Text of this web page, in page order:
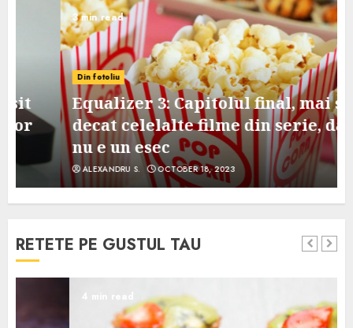
3 min read
Din fotoliu
Equalizer 3: Capitolul final, mai slab
decat celelalte filme din serie, dar
nu e un esec
ALEXANDRU S. OCTOBER 18, 2023
RETETE PE GUSTUL TAU